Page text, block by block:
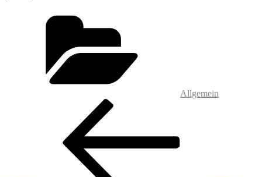
Allgemein
Beitragsnavigation